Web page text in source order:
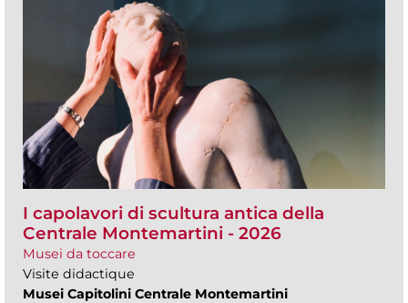
I capolavori di scultura antica della
Centrale Montemartini - 2026
Musei da toccare
Visite didactique
Musei Capitolini Centrale Montemartini